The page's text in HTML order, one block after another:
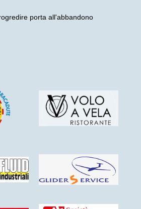
porta all'abbandono